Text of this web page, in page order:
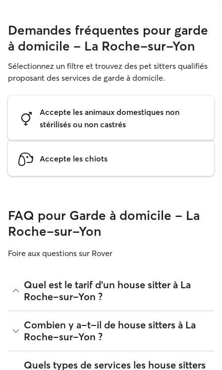
Demandes fréquentes pour garde
à domicile - La Roche-sur-Yon
Sélectionnez un filtre et trouvez des pet sitters qualifiés
proposant des services de garde à domicile.
Accepte les animaux domestiques non
stérilisés ou non castrés
Accepte les chiots
FAQ pour Garde à domicile - La
Roche-sur-Yon
Foire aux questions sur Rover
Quel est le tarif d'un house sitter à La
Roche-sur-Yon ?
Sur Rover, les house sitters sont libres de fixer leurs propres
tarifs. Le tarif médian pour réserver les services d'un house
sitter à La Roche-sur-Yon sur Rover à la date du août 2026
était d'environ 20 par nuit, après avoir pris en compte les
également varier lorsque vous personnalisez votre
Combien y a-t-il de house sitters à La
Roche-sur-Yon ?
À la date du août 2026, il y a 149 house sitters à La Roche-
Quels types de services les house sitters